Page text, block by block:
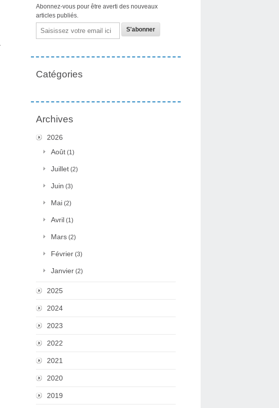
Abonnez-vous pour être averti des nouveaux
articles publiés.
Email
Catégories
Archives
2026
Août (1)
Juillet (2)
Juin (3)
Mai (2)
Avril (1)
Mars (2)
Février (3)
Janvier (2)
2025
2024
2023
2022
2021
2020
2019